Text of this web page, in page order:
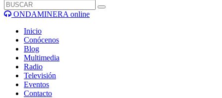
ONDAMINERA online
Inicio
Conócenos
Blog
Multimedia
Radio
Televisión
Eventos
Contacto